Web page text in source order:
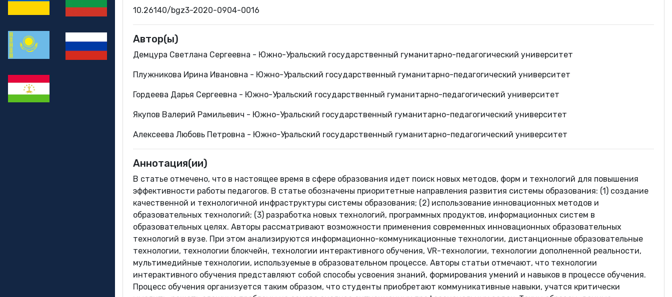
10.26140/bgz3-2020-0904-0016
Автор(ы)
Демцура Светлана Сергеевна - Южно-Уральский государственный гуманитарно-педагогический университет
Плужникова Ирина Ивановна - Южно-Уральский государственный гуманитарно-педагогический университет
Гордеева Дарья Сергеевна - Южно-Уральский государственный гуманитарно-педагогический университет
Якупов Валерий Рамильевич - Южно-Уральский государственный гуманитарно-педагогический университет
Алексеева Любовь Петровна - Южно-Уральский государственный гуманитарно-педагогический университет
Аннотация(ии)
В статье отмечено, что в настоящее время в сфере образования идет поиск новых методов, форм и технологий для повышения
эффективности работы педагогов. В статье обозначены приоритетные направления развития системы образования: (1) создание
качественной и технологичной инфраструктуры системы образования; (2) использование инновационных методов и
образовательных технологий; (3) разработка новых технологий, программных продуктов, информационных систем в
образовательных целях. Авторы рассматривают возможности применения современных инновационных образовательных
технологий в вузе. При этом анализируются информационно-коммуникационные технологии, дистанционные образовательные
технологии, технологии блокчейн, технологии интерактивного обучения, VR-технологии, технологии дополненной реальности,
мультимедийные технологии, используемые в образовательном процессе. Авторы статьи отмечают, что технологии
интерактивного обучения представляют собой способы усвоения знаний, формирования умений и навыков в процессе обучения.
Процесс обучения организуется таким образом, что студенты приобретают коммуникативные навыки, учатся критически